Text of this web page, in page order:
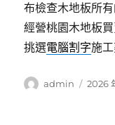
布檢查木地板所
經營桃園木地板
挑選電腦割字施
作
admin
發
2026